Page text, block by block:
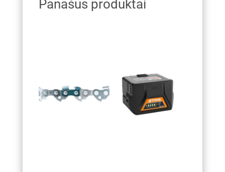
Panašūs produktai